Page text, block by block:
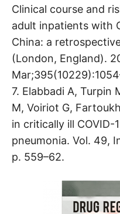
Clinical course and
adult inpatients with
China: a
(London, England).
7. Elabbadi A, Turpin
M, Voiriot G,
in critically ill
pneumonia. Vol. 49,
p. 559–62.